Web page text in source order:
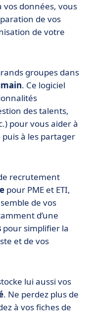
vos données, vous
de vos
de votre
groupes dans
. Ce logiciel
des talents,
pour vous aider à
à les partager
recrutement
pour PME et ETI,
de vos
d’une
pour simplifier la
et de vos
lui aussi vos
. Ne perdez plus de
à vos fiches de